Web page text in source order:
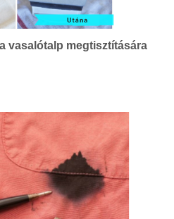
vasalótalp megtisztítására